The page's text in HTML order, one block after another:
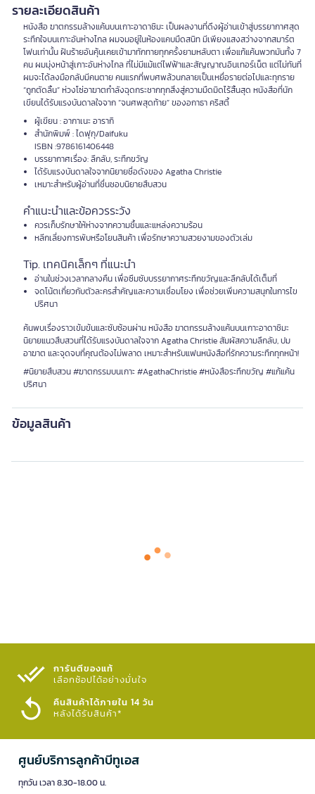
รายละเอียดสินค้า
หนังสือ ฆาตกรรมล้างแค้นบนเกาะอาดาชิมะ เป็นผลงานที่ดึงผู้อ่านเข้าสู่บรรยากาศสุด
ระทึกใจบนเกาะอันห่างไกล ผมจมอยู่ในห้องแคบมืดสนิท มีเพียงแสงสว่างจากสมาร์ต
โฟนเท่านั้น ฝันร้ายอันคุ้นเคยเข้ามาทักทายทุกครั้งยามหลับตา เพื่อแก้แค้นพวกมันทั้ง 7
คน ผมมุ่งหน้าสู่เกาะอันห่างไกล ที่ไม่มีแม้แต่ไฟฟ้าและสัญญาณอินเทอร์เน็ต แต่ไม่ทันที่
ผมจะได้ลงมือกลับมีคนตาย คนแรกที่พบศพล้วนกลายเป็นเหยื่อรายต่อไปและทุกราย
“ถูกตัดลิ้น” ห่วงโซ่อาฆาตกำลังฉุดกระชากทุกสิ่งสู่ความมืดมิดไร้สิ้นสุด หนังสือที่นัก
เขียนได้รับแรงบันดาลใจจาก “จนศพสุดท้าย” ของอกาธา คริสตี้
ผู้เขียน : อากาเนะ อารากิ
สำนักพิมพ์ : ไดฟุกุ/Daifuku
ISBN :9786161406448
บรรยากาศเรื่อง: ลึกลับ, ระทึกขวัญ
ได้รับแรงบันดาลใจจากนิยายชื่อดังของ Agatha Christie
เหมาะสำหรับผู้อ่านที่ชื่นชอบนิยายสืบสวน
คำแนะนำและข้อควรระวัง
ควรเก็บรักษาให้ห่างจากความชื้นและแหล่งความร้อน
หลีกเลี่ยงการพับหรือโยนสินค้า เพื่อรักษาความสวยงามของตัวเล่ม
Tip. เทคนิคเล็กๆ ที่แนะนำ
อ่านในช่วงเวลากลางคืน เพื่อซึมซับบรรยากาศระทึกขวัญและลึกลับได้เต็มที่
จดโน้ตเกี่ยวกับตัวละครสำคัญและความเชื่อมโยง เพื่อช่วยเพิ่มความสนุกในการไข
ปริศนา
ค้นพบเรื่องราวเข้มข้นและซับซ้อนผ่าน หนังสือ ฆาตกรรมล้างแค้นบนเกาะอาดาชิมะ
นิยายแนวสืบสวนที่ได้รับแรงบันดาลใจจาก Agatha Christie สัมผัสความลึกลับ, ปม
อาฆาต และจุดจบที่คุณต้องไม่พลาด เหมาะสำหรับแฟนหนังสือที่รักความระทึกทุกหน้า!
#นิยายสืบสวน #ฆาตกรรมบนเกาะ #AgathaChristie #หนังสือระทึกขวัญ #แก้แค้น
ปริศนา
ข้อมูลสินค้า
การันตีของแท้
เลือกช้อปได้อย่างมั่นใจ​
คืนสินค้าได้ภายใน 14 วัน
หลังได้รับสินค้า*
ศูนย์บริการลูกค้าบีทูเอส
ทุกวัน เวลา 8.30-18.00 น.